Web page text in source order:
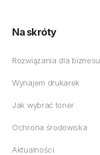
Na skróty
Rozwiązania dla biznesu
Wynajem drukarek
Jak wybrać toner
Ochrona środowiska
Aktualności